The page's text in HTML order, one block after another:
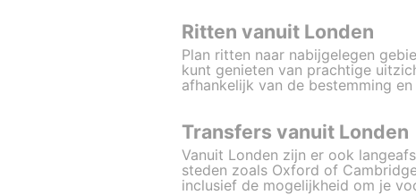
Ritten vanuit Londen
Plan ritten naar nabijgelegen
kunt genieten van prachtige
afhankelijk van de bestemming
Transfers vanuit Londen
Vanuit Londen zijn er ook
steden zoals Oxford of
inclusief de mogelijkheid om je